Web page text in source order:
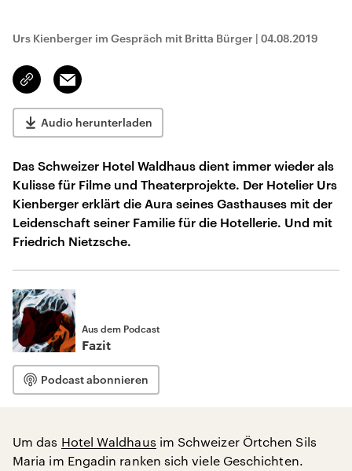
Urs Kienberger im Gespräch mit Britta Bürger | 04.08.2019
Link
kopieren/teilen
Email
Audio herunterladen
Das Schweizer Hotel Waldhaus dient immer wieder als
Kulisse für Filme und Theaterprojekte. Der Hotelier Urs
Kienberger erklärt die Aura seines Gasthauses mit der
Leidenschaft seiner Familie für die Hotellerie. Und mit
Friedrich Nietzsche.
Aus dem Podcast
Fazit
Podcast abonnieren
Um das Hotel Waldhaus im Schweizer Örtchen Sils
Maria im Engadin ranken sich viele Geschichten.